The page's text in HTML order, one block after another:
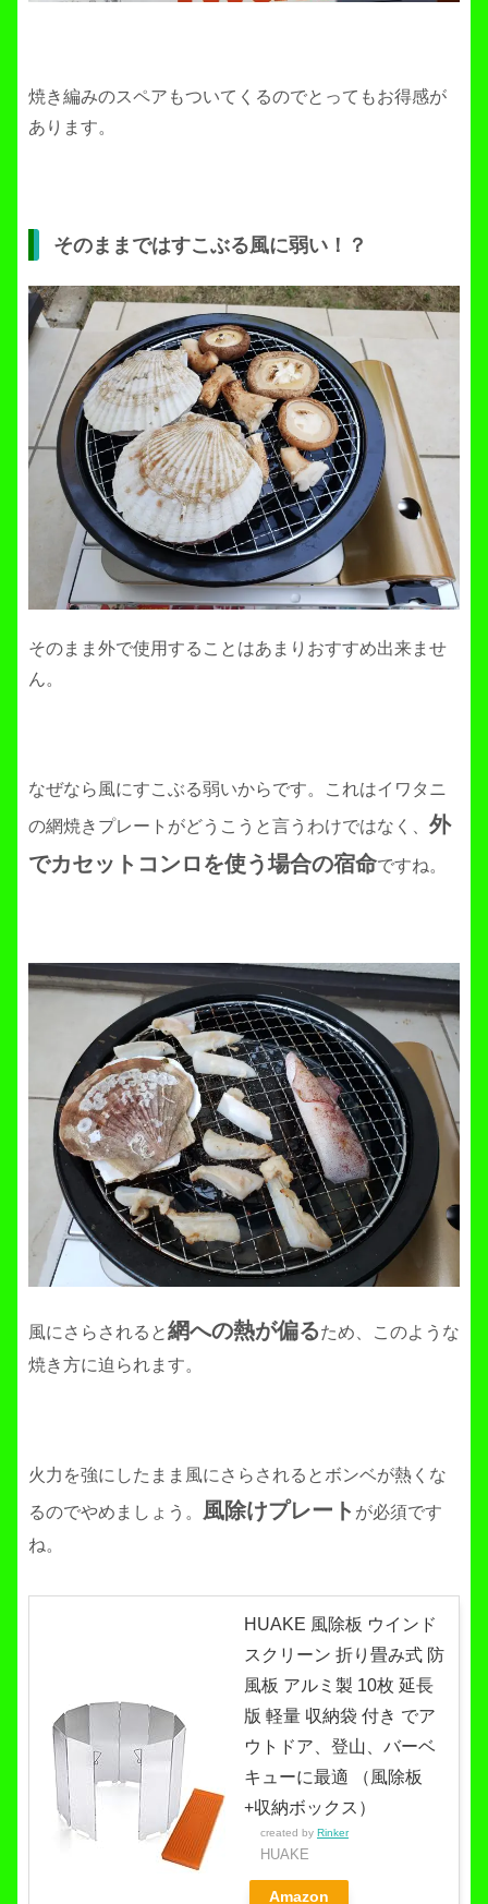
焼き編みのスペアもついてくるのでとってもお得感が
あります。
そのままではすこぶる風に弱い！？
そのまま外で使用することはあまりおすすめ出来ませ
ん。
なぜなら風にすこぶる弱いからです。これはイワタニ
の網焼きプレートがどうこうと言うわけではなく、 外
でカセットコンロを使う場合の宿命ですね。
風にさらされると網への熱が偏るため、このような
焼き方に迫られます。
火力を強にしたまま風にさらされるとボンベが熱くな
るのでやめましょう。
風除けプレート が必須です
ね。
HUAKE 風除板 ウインド
スクリーン 折り畳み式 防
風板 アルミ製 10枚 延長
版 軽量 収納袋 付き でア
ウトドア、登山、バーベ
キューに最適 （風除板
+収納ボックス）
created by Rinker
HUAKE
Amazon